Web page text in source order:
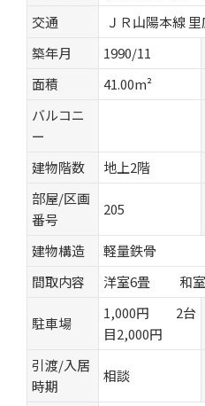
交通
ＪＲ山陽本線
築年月
1990/11
面積
41.00m²
バルコニ
ー
建物階数 地上2階
部屋/区画
番号
205
建物構造
軽量鉄骨
間取内容
洋室6畳
駐車場
1,000円 2台
目2,000円
引渡/入居
時期
相談